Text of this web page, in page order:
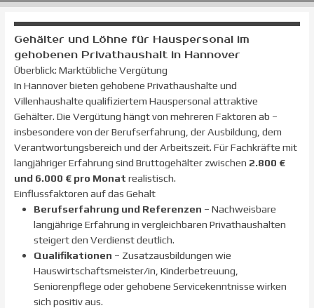
Gehälter und Löhne für Hauspersonal im
gehobenen Privathaushalt in Hannover
Überblick: Marktübliche Vergütung
In Hannover bieten gehobene Privathaushalte und
Villenhaushalte qualifiziertem Hauspersonal attraktive
Gehälter. Die Vergütung hängt von mehreren Faktoren ab –
insbesondere von der Berufserfahrung, der Ausbildung, dem
Verantwortungsbereich und der Arbeitszeit. Für Fachkräfte mit
langjähriger Erfahrung sind Bruttogehälter zwischen 2.800 €
und 6.000 € pro Monat realistisch.
Einflussfaktoren auf das Gehalt
Berufserfahrung und Referenzen – Nachweisbare
langjährige Erfahrung in vergleichbaren Privathaushalten
steigert den Verdienst deutlich.
Qualifikationen – Zusatzausbildungen wie
Hauswirtschaftsmeister/in, Kinderbetreuung,
Seniorenpflege oder gehobene Servicekenntnisse wirken
sich positiv aus.